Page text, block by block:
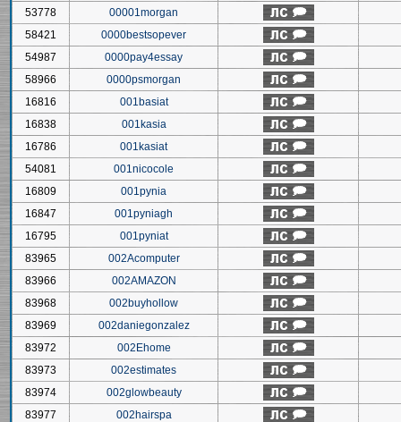
53778
00001morgan
58421
0000bestsopever
54987
0000pay4essay
58966
0000psmorgan
16816
001basiat
16838
001kasia
16786
001kasiat
54081
001nicocole
16809
001pynia
16847
001pyniagh
16795
001pyniat
83965
002Acomputer
83966
002AMAZON
83968
002buyhollow
83969
002daniegonzalez
83972
002Ehome
83973
002estimates
83974
002glowbeauty
83977
002hairspa